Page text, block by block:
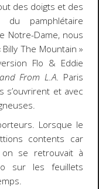
des doigts et des
pamphlétaire
Notre-Dame, nous
The Mountain »
Flo & Eddie
From L.A. Paris
s’ouvrirent et avec
Lorsque le
contents car
on se retrouvait à
sur les feuillets